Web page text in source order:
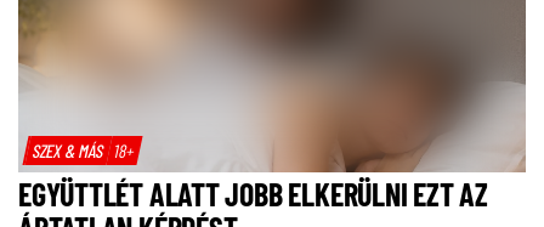
SZEX & MÁS 18+
EGYÜTTLÉT ALATT JOBB ELKERÜLNI EZT AZ